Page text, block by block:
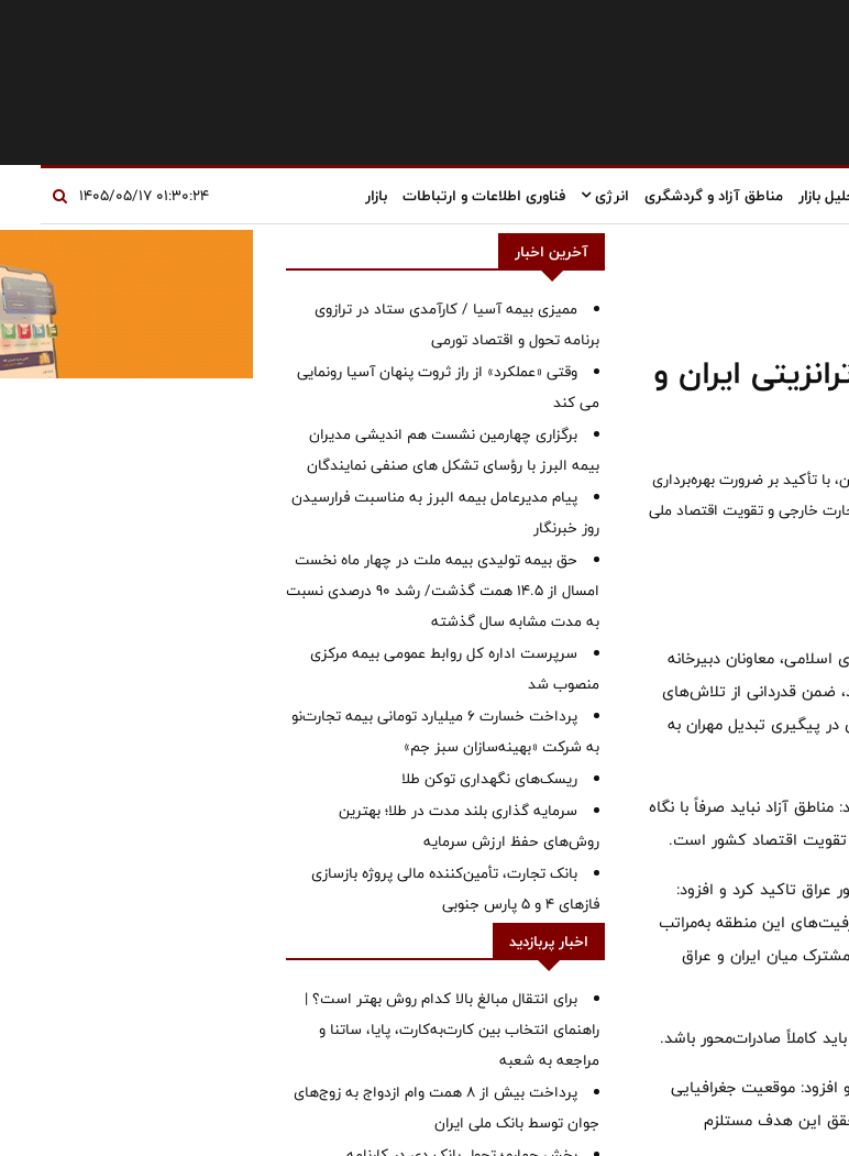
بازار مناطق آزاد و گردشگری انرژی فناوری اطلاعات و ارتباطات بازار
ایران و
با تأکید بر ضرورت بهره‌برداری
خارجی و تقویت اقتصاد ملی
معاونان دبیرخانه
ضمن قدردانی از تلاش‌های
پیگیری تبدیل مهران به
آزاد نباید صرفاً با نگاه
تقویت اقتصاد کشور است.
تاکید کرد و افزود:
این منطقه به‌مراتب
میان ایران و عراق
کاملاً صادرات‌محور باشد.
افزود: موقعیت جغرافیایی
این هدف مستلزم
آخرین اخبار
ممیزی بیمه آسیا / کارآمدی ستاد در ترازوی
برنامه تحول و اقتصاد تورمی
وقتی «عملکرد» از راز ثروت پنهان آسیا رونمایی
می کند
برگزاری چهارمین نشست هم اندیشی مدیران
بیمه البرز با رؤسای تشکل های صنفی نمایندگان
پیام مدیرعامل بیمه البرز به مناسبت فرارسیدن
روز خبرنگار
حق بیمه تولیدی بیمه ملت در چهار ماه نخست
امسال از 14.5 همت گذشت/ رشد 90 درصدی نسبت
به مدت مشابه سال گذشته
سرپرست اداره كل روابط عمومی بیمه مركزی
منصوب شد
پرداخت خسارت ۶ میلیارد تومانی بیمه تجارت‌نو
به شرکت «بهینه‌سازان سبز جم»
ریسک‌های نگهداری توکن طلا
سرمایه گذاری بلند مدت در طلا؛ بهترین
روش‌های حفظ ارزش سرمایه
بانک تجارت، تأمین‌کننده مالی پروژه بازسازی
فازهای ۴ و ۵ پارس جنوبی
اخبار پربازدید
برای انتقال مبالغ بالا کدام روش بهتر است؟ |
راهنمای انتخاب بین کارت‌به‌کارت، پایا، ساتنا و
مراجعه به شعبه
پرداخت بیش از ۸ همت وام ازدواج به زوج‌های
جوان توسط بانک ملی ایران